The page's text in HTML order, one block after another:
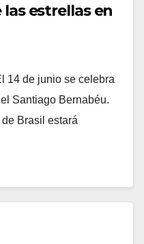
estrellas en
14 de junio se celebra
Santiago Bernabéu.
Brasil estará